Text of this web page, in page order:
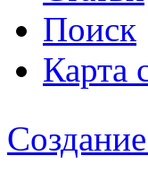
Поиск
Карта